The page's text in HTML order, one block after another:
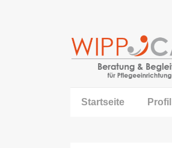
Navigation
Startseite Profil